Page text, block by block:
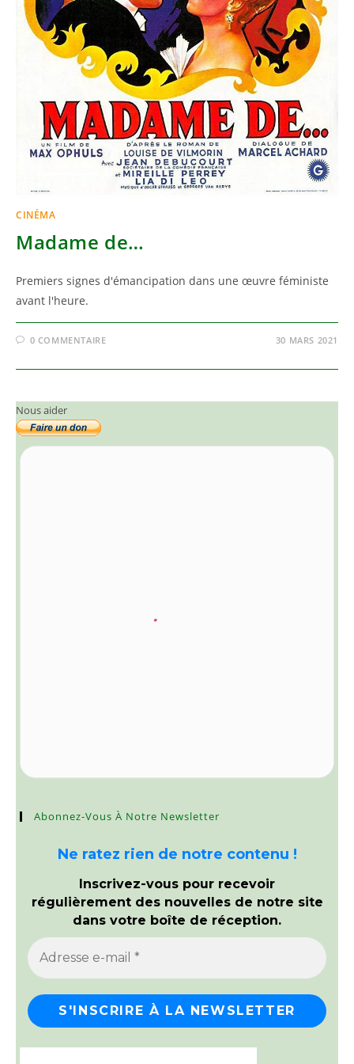
CINÉMA
Madame de…
Premiers signes d'émancipation dans une œuvre féministe
avant l'heure.
0 COMMENTAIRE 30 MARS 2021
Nous aider
Abonnez-Vous À Notre Newsletter
Ne ratez rien de notre contenu !
Inscrivez-vous pour recevoir
régulièrement des nouvelles de notre site
dans votre boîte de réception.